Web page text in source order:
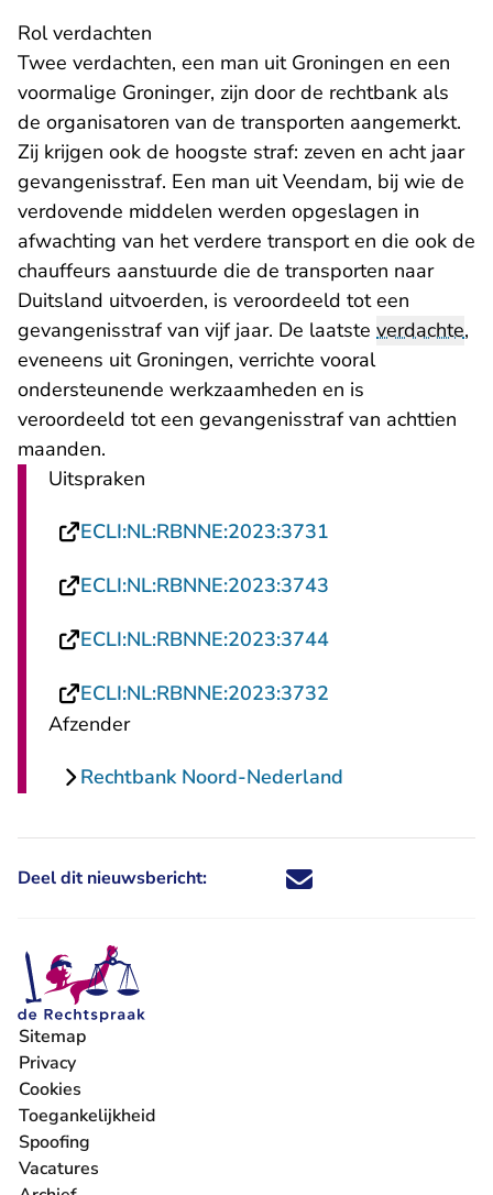
Rol verdachten
Twee verdachten, een man uit Groningen en een
voormalige Groninger, zijn door de rechtbank als
de organisatoren van de transporten aangemerkt.
Zij krijgen ook de hoogste straf: zeven en acht jaar
gevangenisstraf. Een man uit Veendam, bij wie de
verdovende middelen werden opgeslagen in
afwachting van het verdere transport en die ook de
chauffeurs aanstuurde die de transporten naar
Duitsland uitvoerden, is veroordeeld tot een
gevangenisstraf van vijf jaar. De laatste verdachte,
eveneens uit Groningen, verrichte vooral
ondersteunende werkzaamheden en is
veroordeeld tot een gevangenisstraf van achttien
maanden.
Uitspraken
ECLI:NL:RBNNE:2023:3731
ECLI:NL:RBNNE:2023:3743
ECLI:NL:RBNNE:2023:3744- U verlaat
ECLI:NL:RBNNE:2023:3732
Afzender
Rechtbank Noord-Nederland
Deel dit nieuwsbericht: Deel dit nieuwsbericht via X -
Deel dit nieuwsbericht via
Deel dit nieuwsbericht
Deel dit
Sitemap
Privacy
Cookies
Toegankelijkheid
Spoofing
Vacatures
- U verlaat Rechtspraak.nl